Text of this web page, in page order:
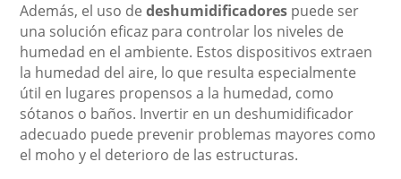
Además, el uso dedeshumidificadores puede ser
una solución eficaz para controlar los niveles de
humedad en el ambiente. Estos dispositivos extraen
la humedad del aire, lo que resulta especialmente
útil en lugares propensos a la humedad, como
sótanos o baños. Invertir en un deshumidificador
adecuado puede prevenir problemas mayores como
el moho y el deterioro de las estructuras.